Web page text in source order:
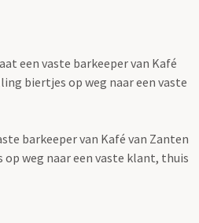
een vaste barkeeper van Kafé
biertjes op weg naar een vaste
barkeeper van Kafé van Zanten
weg naar een vaste klant, thuis